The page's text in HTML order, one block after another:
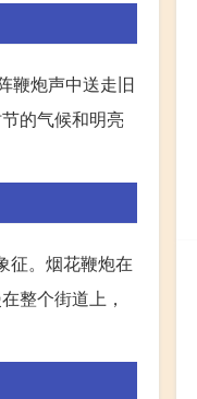
鞭炮声中送走旧
的气候和明亮
征。烟花鞭炮在
整个街道上，